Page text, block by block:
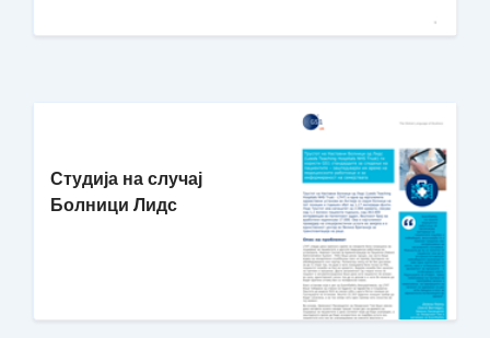
Студија на случај
Болници Лидс